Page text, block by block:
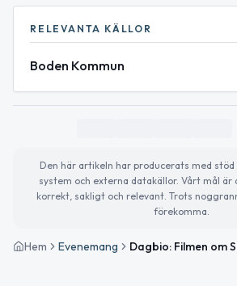
RELEVANTA KÄLLOR
Boden Kommun
Den här artikeln har producerats med
system och externa datakällor. Vårt mål
korrekt, sakligt och relevant. Trots
förekomma.
Hem Evenemang Dagbio: Filmen om